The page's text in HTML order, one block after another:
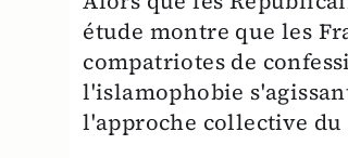
étude montre que les
compatriotes de
l'islamophobie
l'approche collective